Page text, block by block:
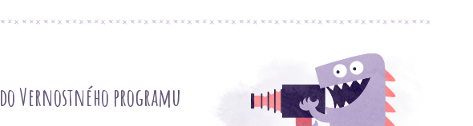
do Vernostného programu